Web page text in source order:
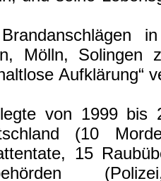
Mölln, Solingen
Aufklärung“
legte von 1999 bis
(10
15